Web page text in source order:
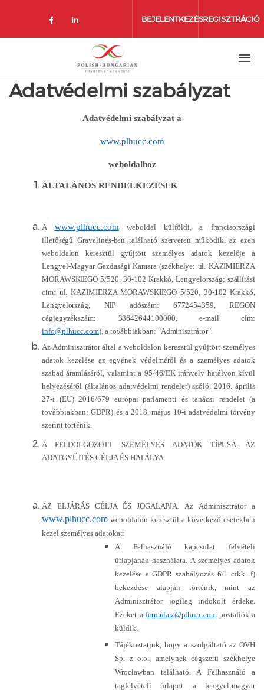
BEJELENTKEZÉSREGISZTRÁCIÓ
Adatvédelmi szabályzat
Adatvédelmi szabályzat a
www.plhucc.com
weboldalhoz
ÁLTALÁNOS RENDELKEZÉSEK
A www.plhucc.comweboldal külföldi, a franciaországi
illetőségű Gravelines-ben található szerveren működik, az ezen
weboldalon keresztül gyűjtött személyes adatok kezelője a
Lengyel-Magyar Gazdasági Kamara (székhelye: ul. KAZIMIERZA
MORAWSKIEGO 5/520, 30-102 Krakkó, Lengyelország; szállítási
cím: ul. KAZIMIERZA MORAWSKIEGO 5/520, 30-102 Krakkó,
Lengyelország, NIP adószám: 6772454359, REGON
cégjegyzékszám: 38642644100000, e-mail cím:
info@plhucc.com), a továbbiakban: "Adminisztrátor".
Az Adminisztrátor által a weboldalon keresztül gyűjtött személyes
adatok kezelése az egyének védelméről és a személyes adatok
szabad áramlásáról, valamint a 95/46/EK irányelv hatályon kívül
helyezéséről (általános adatvédelmi rendelet) szóló, 2016. április
27-i (EU) 2016/679 európai parlamenti és tanácsi rendelet (a
továbbiakban: GDPR) és a 2018. május 10-i adatvédelmi törvény
szerint történik.
A FELDOLGOZOTT SZEMÉLYES ADATOK TÍPUSA, AZ
ADATGYŰJTÉS CÉLJA ÉS HATÁLYA
AZ ELJÁRÁS CÉLJA ÉS JOGALAPJA.Az Adminisztrátor a
www.plhucc.com weboldalon keresztül a következő esetekben
kezel személyes adatokat:
A Felhasználó kapcsolat felvételi
űrlapjának használata. A személyes adatok
kezelése a GDPR szabályozás 6/1 cikk. f)
bekezdése alapján történik, mint az
Adminisztrátor jogilag indokolt érdeke.
Ezeket aformularz@plhucc.compostafiókra
küldik.
Tájékoztatjuk, hogy a szolgáltató az OVH
Sp. z o.o., amelynek cégszerű székhelye
Wrocławban található. A Felhasználó a
tagfelvételi űrlapot a lengyel-magyar